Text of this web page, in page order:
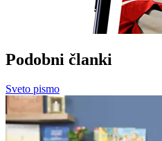
Podobni članki
Sveto pismo